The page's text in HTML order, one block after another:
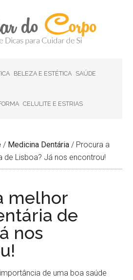
BELEZA E ESTÉTICA SAÚDE
CELULITE E ESTRIAS
/ Medicina Dentária / Procura a
de Lisboa? Já nos encontrou!
melhor
de
nos
de uma boa saúde